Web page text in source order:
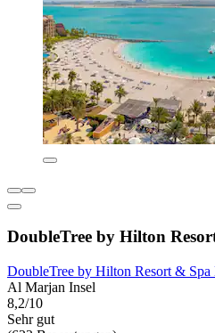
DoubleTree by Hilton
DoubleTree by Hilton Resort & Spa
Al Marjan Insel
8,2/10
Sehr gut